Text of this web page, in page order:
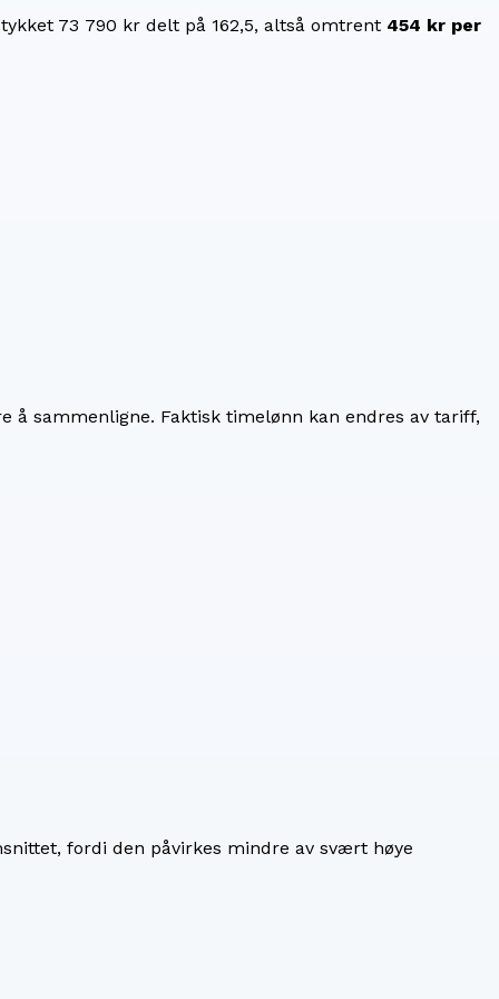
73 790 kr delt på 162,5, altså omtrent 454 kr per
å sammenligne. Faktisk timelønn kan endres av tariff,
fordi den påvirkes mindre av svært høye